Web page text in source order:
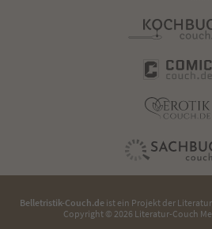
Belletristik-Couch.de ist ein Projekt der
Copyright © 2026 Literatur-Couch